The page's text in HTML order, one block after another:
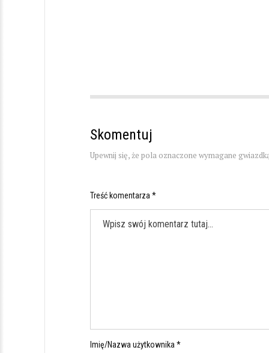
Skomentuj
Upewnij się, że pola oznaczone wymagane
Treść komentarza *
Imię/Nazwa użytkownika *